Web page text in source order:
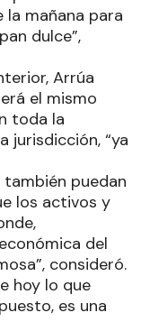
mañana para
dulce”,
Arrúa
el mismo
toda la
jurisdicción, “ya
puedan
los activos y
del
consideró.
hoy lo que
es una